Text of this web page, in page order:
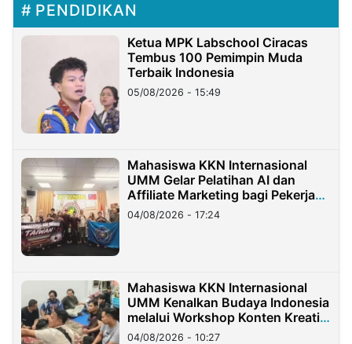
PENDIDIKAN
Ketua MPK Labschool Ciracas
Tembus 100 Pemimpin Muda
Terbaik Indonesia
05/08/2026 - 15:49
Mahasiswa KKN Internasional
UMM Gelar Pelatihan AI dan
Affiliate Marketing bagi Pekerja
Migran Indonesia di Taiwan
04/08/2026 - 17:24
Mahasiswa KKN Internasional
UMM Kenalkan Budaya Indonesia
melalui Workshop Konten Kreatif
di Taiwan
04/08/2026 - 10:27